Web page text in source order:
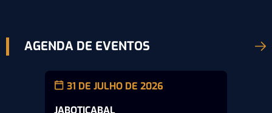
AGENDA DE EVENTOS
31 DE JULHO DE 2026